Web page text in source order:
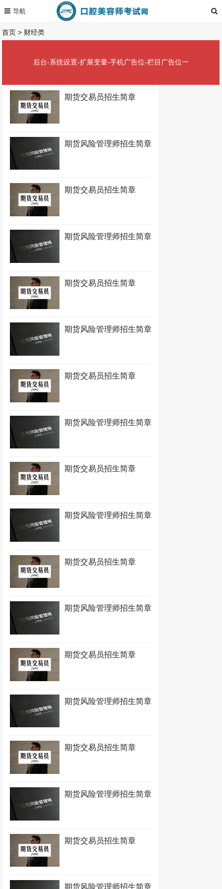
首页 > 财经类
后台-系统设置-扩展变量-手机广告位-栏目广告位一
期货交易员招生简章
期货风险管理师招生简章
期货交易员招生简章
期货风险管理师招生简章
期货交易员招生简章
期货风险管理师招生简章
期货交易员招生简章
期货风险管理师招生简章
期货交易员招生简章
期货风险管理师招生简章
期货交易员招生简章
期货风险管理师招生简章
期货交易员招生简章
期货风险管理师招生简章
期货交易员招生简章
期货风险管理师招生简章
期货交易员招生简章
期货风险管理师招生简章